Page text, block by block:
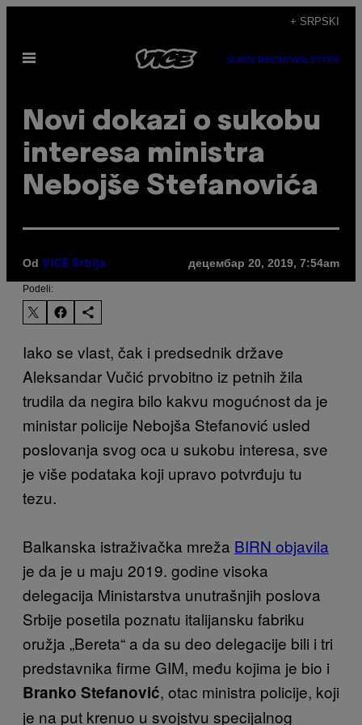
садржај
+ SRPSKI
Otvori
SUBSCRIBENEWSLETTER
Novi dokazi o sukobu
interesa ministra
Nebojše Stefanovića
Od VICE Srbija децембар 20, 2019, 7:54am
Podeli:
Iako se vlast, čak i predsednik države
Aleksandar Vučić prvobitno iz petnih žila
trudila da negira bilo kakvu mogućnost da je
ministar policije Nebojša Stefanović usled
poslovanja svog oca u sukobu interesa, sve
je više podataka koji upravo potvrđuju tu
tezu.
Balkanska istraživačka mreža BIRN objavila
je da je u maju 2019. godine visoka
delegacija Ministarstva unutrašnjih poslova
Srbije posetila poznatu italijansku fabriku
oružja „Bereta“ a da su deo delegacije bili i tri
predstavnika firme GIM, među kojima je bio i
Branko Stefanović, otac ministra policije, koji
je na put krenuo u svojstvu specijalnog